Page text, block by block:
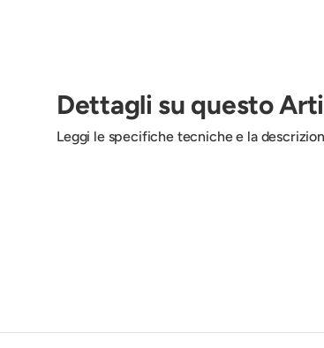
Dettagli su questo
Leggi le specifiche tecniche e la